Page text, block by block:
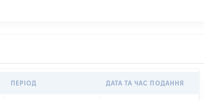
ПЕРІОД ДАТА ТА ЧАС ПОДАННЯ